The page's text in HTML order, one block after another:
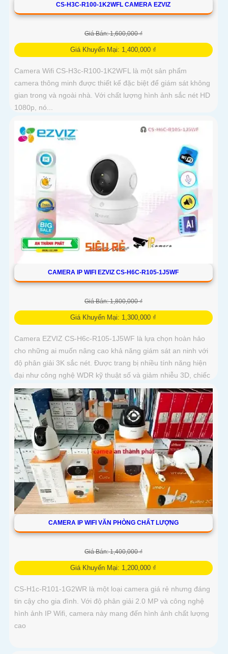
CS-H3C-R100-1K2WFL CAMERA EZVIZ
Giá Bán: 1,600,000 ₫
Giá Khuyến Mại: 1,400,000 ₫
Camera Wifi CS-H3c-R100-1K2WFL là một sản phẩm
camera thông minh được thiết kế đặc biệt để giám sát không
gian trong và ngoài nhà. Với chất lượng hình ảnh sắc nét HD
1080p, nó...
CAMERA IP WIFI EZVIZ CS-H6C-R105-1J5WF
Giá Bán: 1,800,000 ₫
Giá Khuyến Mại: 1,300,000 ₫
Camera EZVIZ CS-H6c-R105-1J5WF là lựa chọn hoàn hảo
cho những ai muốn nâng cao khả năng giám sát an ninh với
độ phân giải 3K sắc nét. Được trang bị nhiều tính năng hiện
đại như công nghệ WDR kỹ thuật số và giảm nhiễu 3D, chiếc
camera này giúp cải thiện chất lượng hình ảnh trong mọi
điều kiện ánh sáng
CAMERA IP WIFI VĂN PHÒNG CHẤT LƯỢNG
Giá Bán: 1,400,000 ₫
Giá Khuyến Mại: 1,200,000 ₫
CS-H1c-R101-1G2WR là một loại camera giá rẻ nhưng đáng
tin cậy cho gia đình. Với độ phân giải 2.0 MP và công nghệ
hình ảnh IP Wifi, camera này mang đến hình ảnh chất lượng
cao